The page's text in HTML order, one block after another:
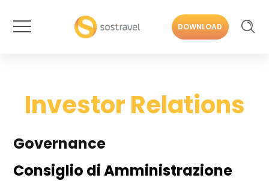
DOWNLOAD
Investor Relations
Governance
Consiglio di Amministrazione